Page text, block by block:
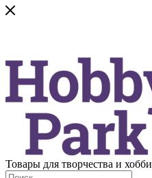
Товары для творчества и хобби